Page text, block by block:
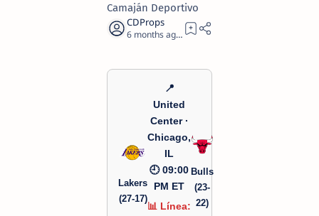
Camaján Deportivo
6 months ago 1
Lakers
(27-17)
📍
United
Center ·
Chicago,
IL
🕘 09:00
PM ET
📊 Línea:
Bulls
(23-
22)